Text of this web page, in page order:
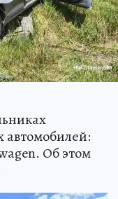
автомобилей:
Об этом